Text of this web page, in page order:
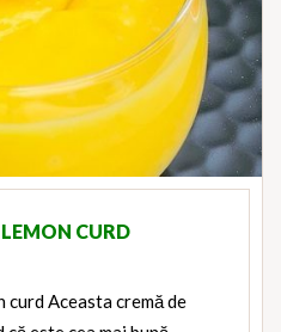
CURD
curd Aceasta cremă de